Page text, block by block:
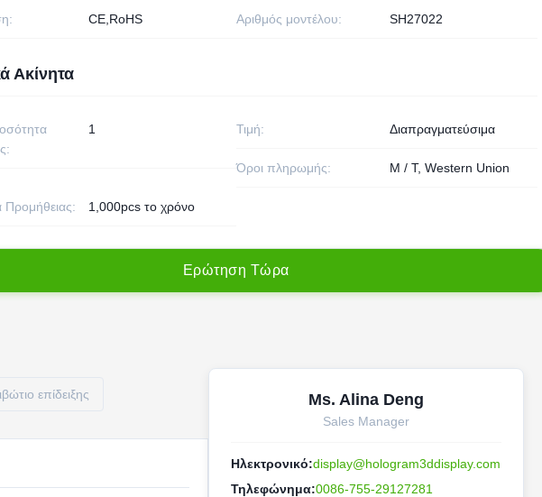
CE,RoHS Αριθμός μοντέλου: SH27022
Ακίνητα
1 Τιμή: Διαπραγματεύσιμα
Όροι πληρωμής: Μ / Τ, Western Union
Προμήθειας: 1,000pcs το χρόνο
Ερώτηση Τώρα
επίδειξης Ms. Alina Deng
Sales Manager
Ηλεκτρονικό:display@hologram3ddisplay.com
Τηλεφώνημα:0086-755-29127281